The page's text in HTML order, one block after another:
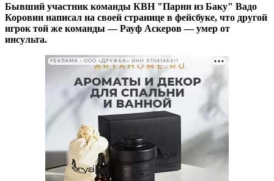
Бывший участник команды КВН "Парни из Баку" Вадо
Коровин написал на своей странице в фейсбуке, что другой
игрок той же команды — Рауф Аскеров — умер от
инсульта.
РЕКЛАМА • ООО «ДРУЖБА» ИНН 9704146411